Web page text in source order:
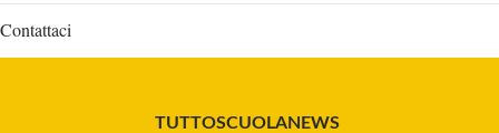
Contattaci
TUTTOSCUOLANEWS